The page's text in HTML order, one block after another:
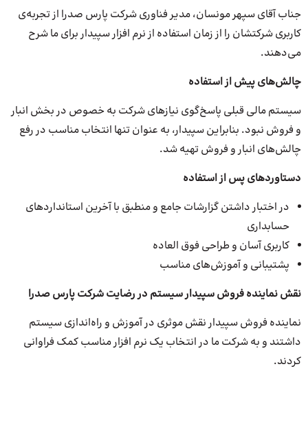
جناب آقای سپهر مونسان، مدیر فناوری شرکت پارس صدرا از تجربه‌ی
کاربری شرکتشان را از زمان استفاده از نرم افزار سپیدار برای ما شرح
می‌دهند.
چالش‌­های پیش از استفاده
سیستم مالی قبلی پاسخ‌گوی نیازهای شرکت به خصوص در بخش انبار
و فروش نبود. بنابراین سپیدار، به عنوان تنها انتخاب مناسب در رفع
چالش‌های انبار و فروش تهیه شد.
دستاوردهای پس از استفاده
در اختبار داشتن گزارشات جامع و منطبق با آخرین استانداردهای
حسابداری
کاربری آسان و طراحی فوق العاده
پشتیبانی و آموزش‌های مناسب
نقش نماینده فروش سپیدار سیستم در رضایت شرکت پارس صدرا
نماینده فروش سپیدار نقش موثری در آموزش و راه‌اندازی سیستم
داشتند و به شرکت ما در انتخاب یک نرم افزار مناسب کمک فراوانی
کردند.